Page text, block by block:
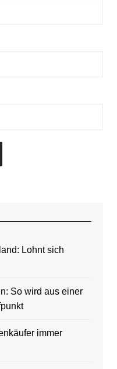
Lohnt sich
So wird aus einer
immer